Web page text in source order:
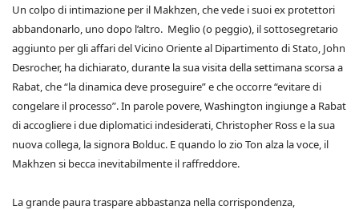
Un colpo di intimazione per il Makhzen, che vede i suoi ex protettori
abbandonarlo, uno dopo l’altro. Meglio (o peggio), il sottosegretario
aggiunto per gli affari del Vicino Oriente al Dipartimento di Stato, John
Desrocher, ha dichiarato, durante la sua visita della settimana scorsa a
Rabat, che “la dinamica deve proseguire” e che occorre “evitare di
congelare il processo”. In parole povere, Washington ingiunge a Rabat
di accogliere i due diplomatici indesiderati, Christopher Ross e la sua
nuova collega, la signora Bolduc. E quando lo zio Ton alza la voce, il
Makhzen si becca inevitabilmente il raffreddore.
La grande paura traspare abbastanza nella corrispondenza,